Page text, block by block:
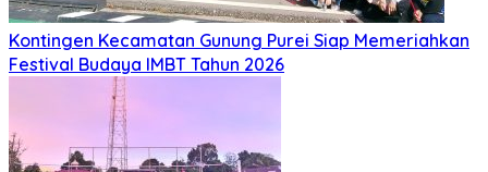
Kontingen Kecamatan Gunung Purei Siap Memeriahkan
Festival Budaya IMBT Tahun 2026